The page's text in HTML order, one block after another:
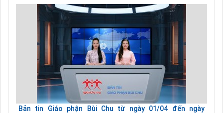
Bản tin Giáo phận Bùi Chu từ ngày 01/04 đến ngày